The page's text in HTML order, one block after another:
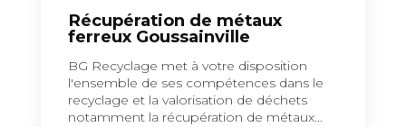
Récupération de métaux
ferreux Goussainville
BG Recyclage met à votre disposition
l'ensemble de ses compétences dans le
recyclage et la valorisation de déchets
notamment la récupération de métaux...